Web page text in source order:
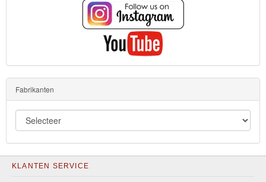
Fabrikanten
KLANTEN SERVICE